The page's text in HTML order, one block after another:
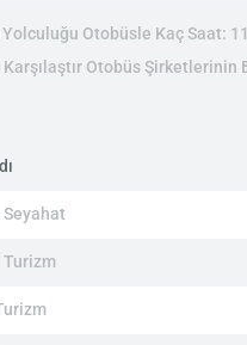
Otobüsle Kaç Saat:
Karşılaştır Otobüs